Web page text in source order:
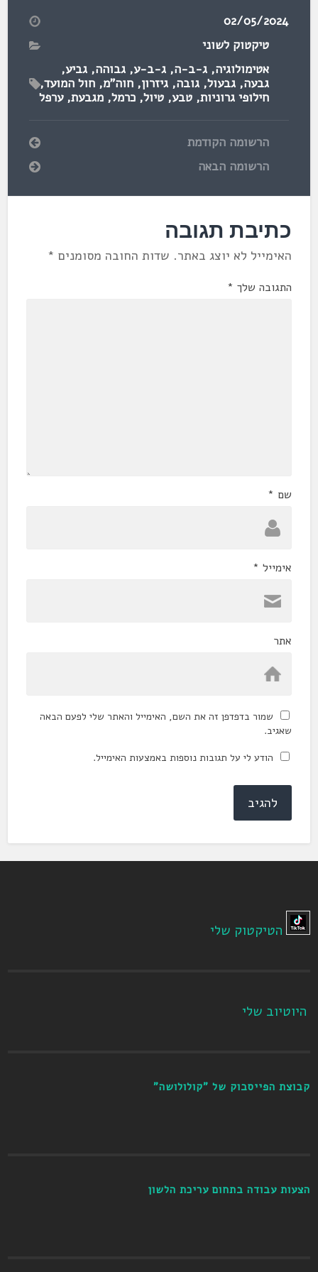
02/05/2024
טיקטוק לשוני
אטימולוגיה,ג-ב-ה,ג-ב-ע,גבוהה,גביע,
גבעה,גבעול,גובה,גיזרון,חוה"מ,חול המועד,
חילופי גרוניות,טבע,טיול,כרמל,מגבעת,ערפל
הרשומה הקודמת
הרשומה הבאה
כתיבת תגובה
האימייל לא יוצג באתר. שדות החובה מסומנים *
התגובה שלך *
שם *
אימייל *
אתר
שמור בדפדפן זה את השם, האימייל והאתר שלי לפעם הבאה
שאגיב.
הודע לי על תגובות נוספות באמצעות האימייל.
הטיקטוק שלי
היוטיוב שלי
קבוצת הפייסבוק של "קולולושה"
הצעות עבודה בתחום עריכת הלשון